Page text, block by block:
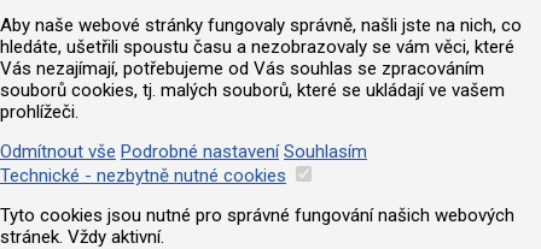
Aby naše webové stránky fungovaly správně, našli jste na nich, co
hledáte, ušetřili spoustu času a nezobrazovaly se vám věci, které
Vás nezajímají, potřebujeme od Vás souhlas se zpracováním
souborů cookies, tj. malých souborů, které se ukládají ve vašem
prohlížeči.
Odmítnout vše Podrobné nastavení Souhlasím
Technické - nezbytně nutné cookies
Tyto cookies jsou nutné pro správné fungování našich webových
stránek. Vždy aktivní.